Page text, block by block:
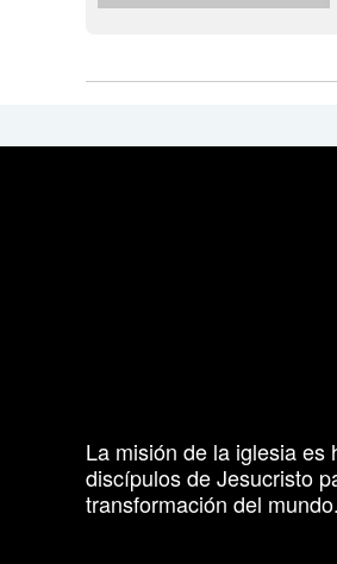
La misión de la iglesia es
discípulos de Jesucristo
transformación del mundo.